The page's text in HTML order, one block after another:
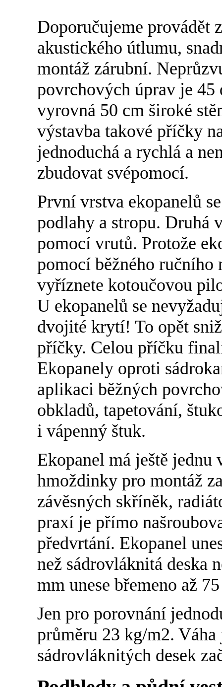
Doporučujeme provádět
akustického útlumu,
montáž zárubní.
povrchových úprav je 45
vyrovná 50 cm široké
výstavba takové příčky
jednoduchá a rychlá a
zbudovat svépomocí.
První vrstva ekopanelů
podlahy a stropu. Druhá
pomocí vrutů. Protože
pomocí běžného
vyříznete kotoučovou
U ekopanelů se
dvojité krytí! To opět
příčky. Celou příčku
Ekopanely oproti
aplikaci běžných
obkladů, tapetování,
i vápenný štuk.
Ekopanel má ještě jednu
hmoždinky pro montáž
závěsných skříněk,
praxí je přímo
předvrtání. Ekopanel
než sádrovláknitá deska
mm unese břemeno až
Jen pro porovnání
průměru 23 kg/m2.
sádrovláknitých desek